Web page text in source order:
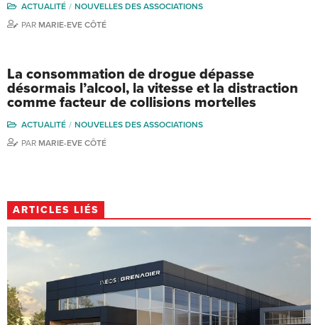
ACTUALITÉ
NOUVELLES DES ASSOCIATIONS
PAR MARIE-EVE CÔTÉ
La consommation de drogue dépasse
désormais l’alcool, la vitesse et la distraction
comme facteur de collisions mortelles
ACTUALITÉ
NOUVELLES DES ASSOCIATIONS
PAR MARIE-EVE CÔTÉ
ARTICLES LIÉS